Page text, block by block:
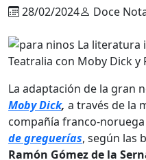
28/02/2024 Doce
La adaptación de la gran
MobyDick, a través de la
compañía franco-noruega
de greguerías, según las
Ramón Gómez de la